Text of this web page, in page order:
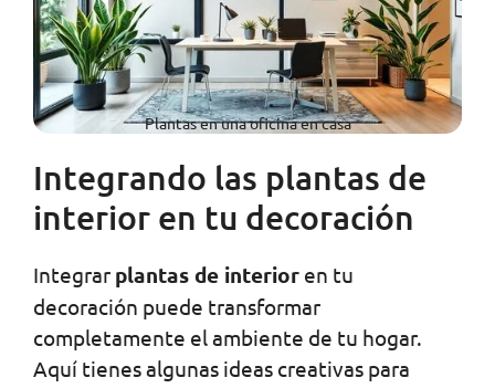
Plantas en una oficina en casa
Integrando las plantas de
interior en tu decoración
Integrar plantas de interior en tu
decoración puede transformar
completamente el ambiente de tu hogar.
Aquí tienes algunas ideas creativas para